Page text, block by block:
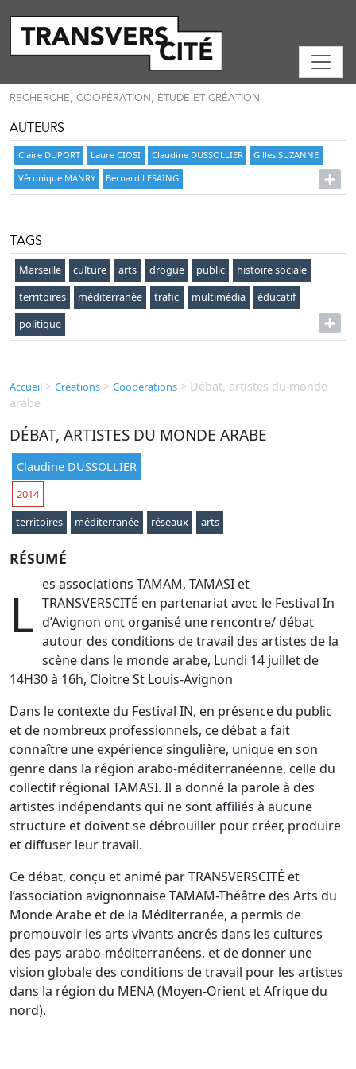
RECHERCHE, COOPÉRATION, ÉTUDE ET CRÉATION
AUTEURS
Claire DUPORT Laure CIOSI Claudine DUSSOLLIER
Gilles SUZANNE
Véronique MANRY
Bernard LESAING
TAGS
Marseille culture arts drogue public
histoire sociale
territoires
méditerranée trafic multimédia
éducatif
politique
Accueil > Créations > Coopérations > Débat, artistes du monde
arabe
DÉBAT, ARTISTES DU MONDE ARABE
Claudine DUSSOLLIER
2014
territoires
méditerranée réseaux arts
RÉSUMÉ
L es associations TAMAM, TAMASI et
TRANSVERSCITÉ en partenariat avec le Festival In
d’Avignon ont organisé une rencontre/ débat
autour des conditions de travail des artistes de la
scène dans le monde arabe, Lundi 14 juillet de
14H30 à 16h, Cloitre St Louis-Avignon
Dans le contexte du Festival IN, en présence du public
et de nombreux professionnels, ce débat a fait
connaître une expérience singulière, unique en son
genre dans la région arabo-méditerranéenne, celle du
collectif régional TAMASI. Il a donné la parole à des
artistes indépendants qui ne sont affiliés à aucune
structure et doivent se débrouiller pour créer, produire
et diffuser leur travail.
Ce débat, conçu et animé par TRANSVERSCITÉ et
l’association avignonnaise TAMAM-Théâtre des Arts du
Monde Arabe et de la Méditerranée, a permis de
promouvoir les arts vivants ancrés dans les cultures
des pays arabo-méditerranéens, et de donner une
vision globale des conditions de travail pour les artistes
dans la région du MENA (Moyen-Orient et Afrique du
nord).